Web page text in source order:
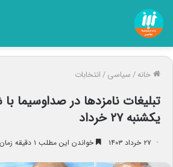
خانه/سیاسی/انتخابات
تبلیغات نامزدها در صداوسیما
یکشنبه ۲۷ خرداد
۲۷ خرداد ۱۴۰۳ خواندن این مطلب ۱ دقیقه زمان میبرد